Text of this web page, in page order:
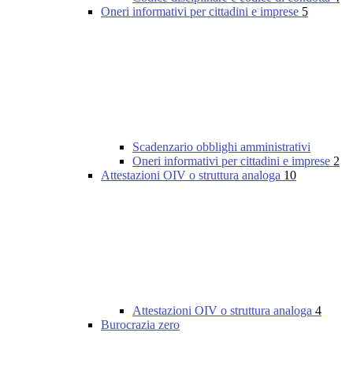
Oneri informativi per cittadini e imprese 5
Scadenzario obblighi amministrativi
Oneri informativi per cittadini e imprese 2
Attestazioni OIV o struttura analoga 10
Attestazioni OIV o struttura analoga 4
Burocrazia zero